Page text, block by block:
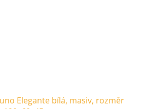
Elegante bílá, masiv, rozměr